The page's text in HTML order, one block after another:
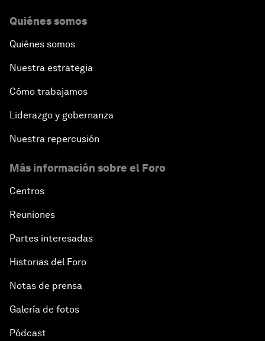
Quiénes somos
Quiénes somos
Nuestra estrategia
Cómo trabajamos
Liderazgo y gobernanza
Nuestra repercusión
Más información sobre el Foro
Centros
Reuniones
Partes interesadas
Historias del Foro
Notas de prensa
Galería de fotos
Pódcast